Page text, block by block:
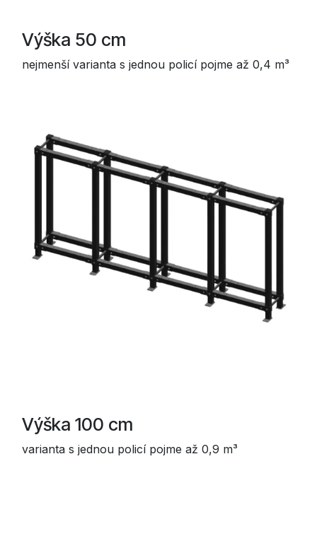
Výška 50 cm
nejmenší varianta s jednou policí pojme až 0,4 m³
Výška 100 cm
varianta s jednou policí pojme až 0,9 m³